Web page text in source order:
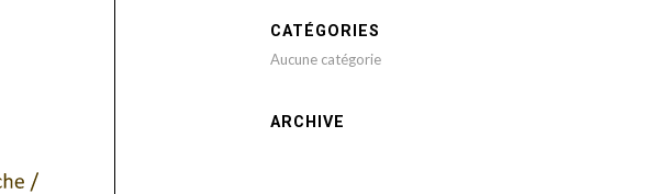
CATÉGORIES
Aucune catégorie
ARCHIVE